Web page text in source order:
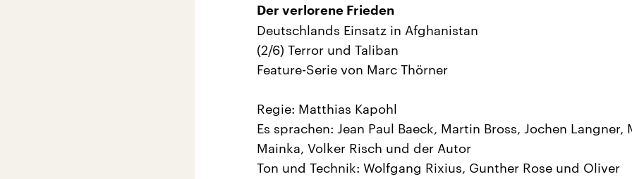
Der verlorene Frieden
Deutschlands Einsatz in Afghanistan
(2/6) Terror und Taliban
Feature-Serie von Marc Thörner
Regie: Matthias Kapohl
Es sprachen: Jean Paul Baeck, Martin Bross, Jochen Langner,
Mainka, Volker Risch und der Autor
Ton und Technik: Wolfgang Rixius, Gunther Rose und Oliver